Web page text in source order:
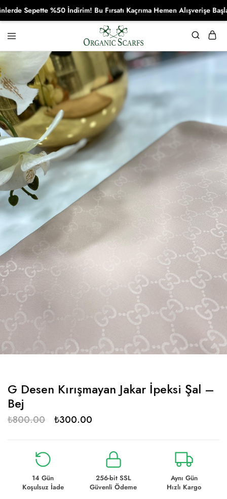
Organikscarf
G Desen Kırışmayan Jakar İpeksi Şal –
Bej
₺800.00 ₺300.00
14 Gün
Koşulsuz İade
256-bit SSL
Güvenli Ödeme
Aynı Gün
Hızlı Kargo
Sepette %50 İndirim! Bu Fırsatı Kaçrıma Hemen Alışverişe Başla!